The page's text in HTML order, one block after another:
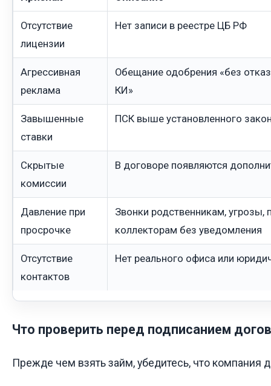
Отсутствие
лицензии
Нет записи в реестре ЦБ РФ
Агрессивная
реклама
Обещание одобрения «без
КИ»
Завышенные
ставки
ПСК выше установленного
Скрытые
комиссии
В договоре появляются
Давление при
просрочке
Звонки родственникам, угрозы,
коллекторам без уведомления
Отсутствие
контактов
Нет реального офиса или
Что проверить перед подписанием
Прежде чем взять займ, убедитесь, что компания